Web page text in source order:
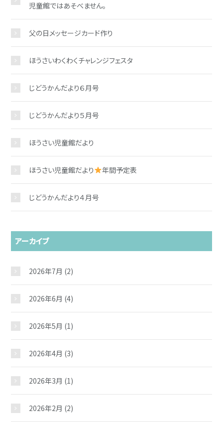
児童館ではあそべません。
父の日メッセージカード作り
ほうさいわくわくチャレンジフェスタ
じどうかんだより６月号
じどうかんだより５月号
ほうさい児童館だより
ほうさい児童館だより 年間予定表
じどうかんだより４月号
アーカイブ
2026年7月 (2)
2026年6月 (4)
2026年5月 (1)
2026年4月 (3)
2026年3月 (1)
2026年2月 (2)